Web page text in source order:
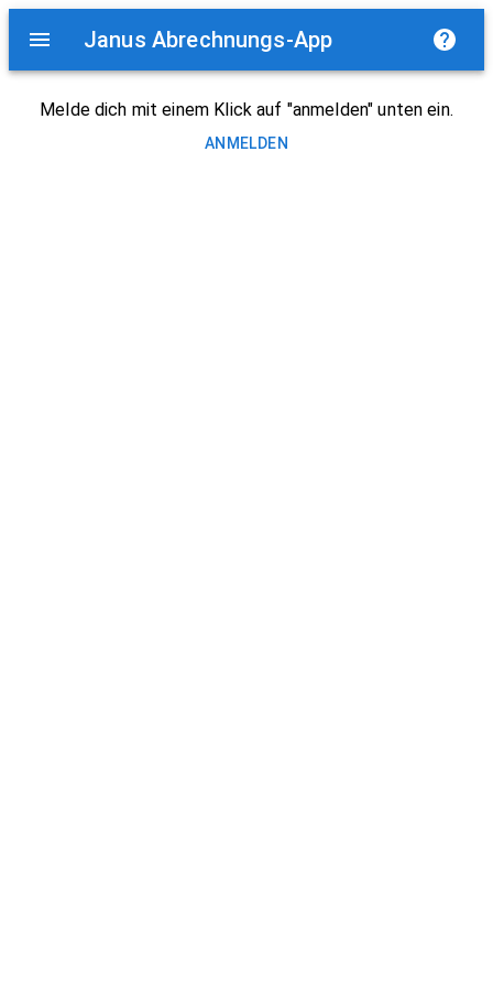
Janus Abrechnungs-App
Melde dich mit einem Klick auf "anmelden" unten ein.
ANMELDEN